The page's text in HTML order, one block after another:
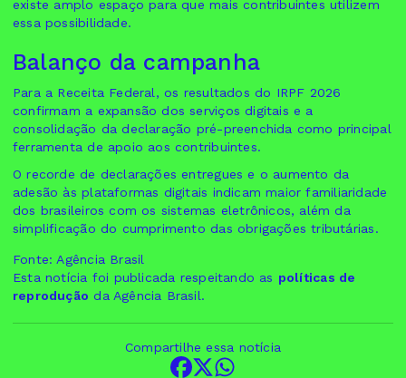
existe amplo espaço para que mais contribuintes utilizem
essa possibilidade.
Balanço da campanha
Para a Receita Federal, os resultados do IRPF 2026
confirmam a expansão dos serviços digitais e a
consolidação da declaração pré-preenchida como principal
ferramenta de apoio aos contribuintes.
O recorde de declarações entregues e o aumento da
adesão às plataformas digitais indicam maior familiaridade
dos brasileiros com os sistemas eletrônicos, além da
simplificação do cumprimento das obrigações tributárias.
Fonte: Agência Brasil
Esta notícia foi publicada respeitando as políticas de
reprodução da Agência Brasil.
Compartilhe essa notícia